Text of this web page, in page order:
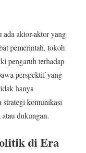
ada aktor-aktor yang
pemerintah, tokoh
pengaruh terhadap
perspektif yang
hanya
strategi komunikasi
dukungan.
di Era